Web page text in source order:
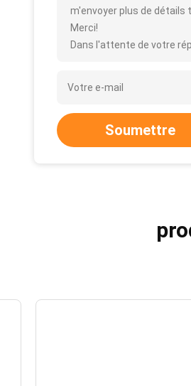
m'envoyer plus de détails
Merci!
Dans l'attente de votre
Soumettre